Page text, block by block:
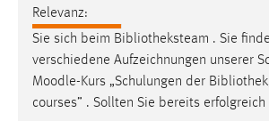
Relevanz:
Sie sich beim Bibliotheksteam . Sie
verschiedene Aufzeichnungen unserer
Moodle-Kurs „Schulungen der
courses” . Sollten Sie bereits
Zweck:
Das Cookie speichert die gewählte
Cookie Laufzeit:
30 Tage